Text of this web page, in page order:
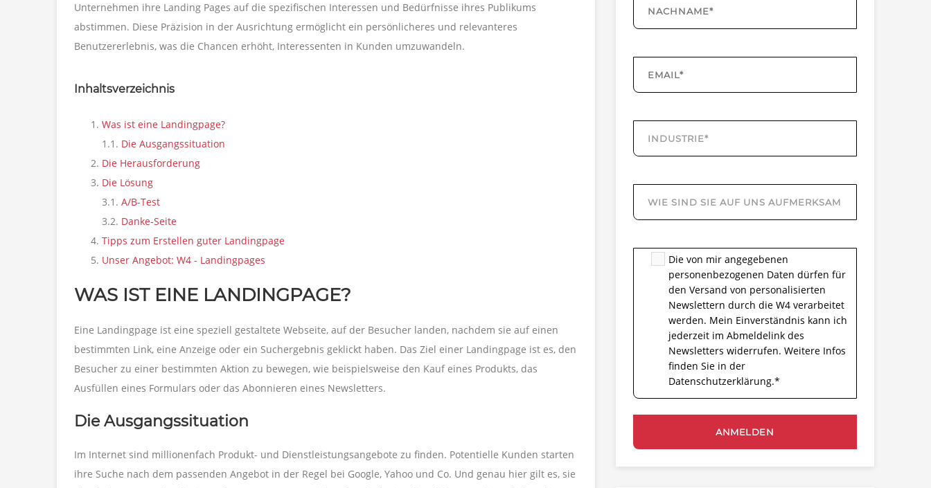
Unternehmen ihre Landing Pages auf die spezifischen Interessen und Bedürfnisse ihres Publikums
abstimmen. Diese Präzision in der Ausrichtung ermöglicht ein persönlicheres und relevanteres
Benutzererlebnis, was die Chancen erhöht, Interessenten in Kunden umzuwandeln.
Inhaltsverzeichnis
Was ist eine Landingpage?
1.1. Die Ausgangssituation
Die Herausforderung
Die Lösung
3.1. A/B-Test
3.2. Danke-Seite
Tipps zum Erstellen guter Landingpage
Unser Angebot: W4 - Landingpages
WAS IST EINE LANDINGPAGE?
Eine Landingpage ist eine speziell gestaltete Webseite, auf der Besucher landen, nachdem sie auf einen
bestimmten Link, eine Anzeige oder ein Suchergebnis geklickt haben. Das Ziel einer Landingpage ist es, den
Besucher zu einer bestimmten Aktion zu bewegen, wie beispielsweise den Kauf eines Produkts, das
Ausfüllen eines Formulars oder das Abonnieren eines Newsletters.
Die Ausgangssituation
Im Internet sind millionenfach Produkt- und Dienstleistungsangebote zu finden. Potentielle Kunden starten
ihre Suche nach dem passenden Angebot in der Regel bei Google, Yahoo und Co. Und genau hier gilt es, sie
Die von mir angegebenen
personenbezogenen Daten dürfen für
den Versand von personalisierten
Newslettern durch die W4 verarbeitet
werden. Mein Einverständnis kann ich
jederzeit im Abmeldelink des
Newsletters widerrufen. Weitere Infos
finden Sie in der
Datenschutzerklärung.*